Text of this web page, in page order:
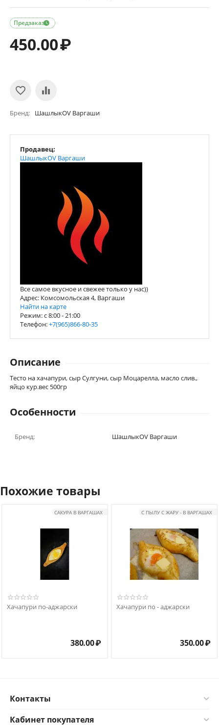

Предзаказ
450.00₽
Бренд ШашлыкOV Варгаши
Продавец:
ШашлыкOV Варгаши
Все самое вкусное и свежее только у нас))
Адрес: Комсомольская 4, Варгаши
Найти на карте
Режим: c 8:00 - 21:00
Телефон:+7(965)866-80-35
Описание
Тесто на хачапури, сыр Сулгуни, сыр Моцарелла, масло слив.,
яйцо кур.вес 500гр
Особенности
Бренд: ШашлыкOV Варгаши
Похожие товары
САКУРА В ВАРГАШАХ
Хачапури по-аджарски
380.00₽
С ПЫЛУ С ЖАРУ - В ВАРГАШАХ
Хачапури по - аджарски
350.00₽
Контакты
Кабинет покупателя